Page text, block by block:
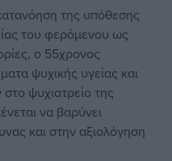
της υπόθεσης
του φερόμενου ως
ο 55χρονος
ψυχικής υγείας και
ψυχιατρείο της
να βαρύνει
και στην αξιολόγηση